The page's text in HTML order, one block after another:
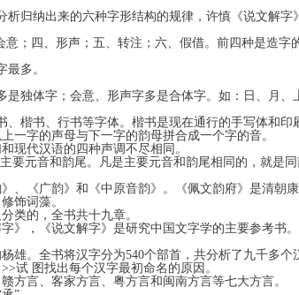
纳出来的六种字形结构的规律，许慎《说文解字
；四、形声；五、转注；六、假借。前四种是造字
多。
独体字；会意、形声字多是合体字。如：日、月、
书、行书等字体。楷书是现在通行的手写体和印
字的声母与下一字的韵母拼合成一个字的音。
现代汉语的四种声调不尽相同。
元音和韵尾。凡是主要元音和韵尾相同的，就是
《广韵》和《中原音韵》。《佩文韵府》是清朝
，修饰词藻。
的，全书共十九章。
，《说文解字》是研究中国文字学的主要参考书
。全书将汉字分为540个部首，共分析了九千多个
图找出每个汉字最初命名的原因。
言、客家方言、粤方言和闽南方言等七大方言。